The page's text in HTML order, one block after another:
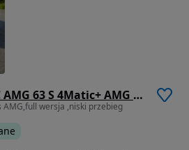
Mercedes-Benz GLC AMG 63 S 4Matic+ AMG Speedshift MCT 9G
AMG,full wersja ,niski przebieg